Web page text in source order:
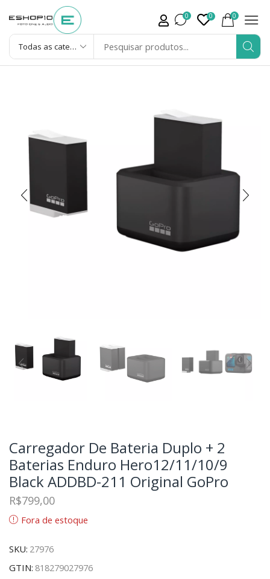
0 0 0
Carregador De Bateria Duplo + 2
Baterias Enduro Hero12/11/10/9
Black ADDBD-211 Original GoPro
R$799,00
Fora de estoque
SKU: 27976
GTIN: 818279027976